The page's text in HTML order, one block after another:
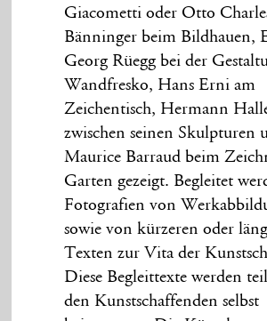
Giacometti oder Otto
Bänninger beim Bildhauen,
Georg Rüegg bei der
Wandfresko, Hans Erni am
Zeichentisch, Hermann
zwischen seinen Skulpturen
Maurice Barraud beim
Garten gezeigt. Begleitet
Fotografien von
sowie von kürzeren oder
Texten zur Vita der
Diese Begleittexte werden
den Kunstschaffenden selbst